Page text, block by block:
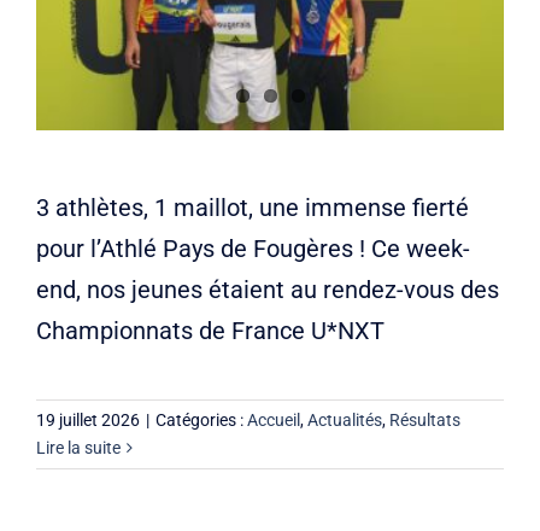
Liens
Contact
3 athlètes, 1 maillot, une immense fierté
pour l’Athlé Pays de Fougères ! Ce week-
end, nos jeunes étaient au rendez-vous des
Championnats de France U*NXT
19 juillet 2026 | Catégories :Accueil,Actualités, Résultats
Lire la suite